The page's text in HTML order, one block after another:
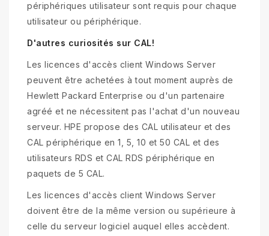
périphériques utilisateur sont requis pour chaque
utilisateur ou périphérique.
D'autres curiosités sur CAL!
Les licences d'accès client Windows Server
peuvent être achetées à tout moment auprès de
Hewlett Packard Enterprise ou d'un partenaire
agréé et ne nécessitent pas l'achat d'un nouveau
serveur. HPE propose des CAL utilisateur et des
CAL périphérique en 1, 5, 10 et 50 CAL et des
utilisateurs RDS et CAL RDS périphérique en
paquets de 5 CAL.
Les licences d'accès client Windows Server
doivent être de la même version ou supérieure à
celle du serveur logiciel auquel elles accèdent.